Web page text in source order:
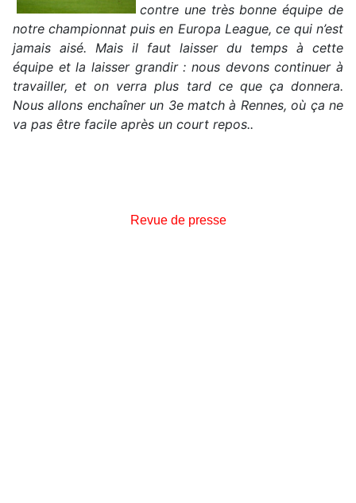
contre une très bonne équipe de
notre championnat puis en Europa League, ce qui n’est
jamais aisé. Mais il faut laisser du temps à cette
équipe et la laisser grandir : nous devons continuer à
travailler, et on verra plus tard ce que ça donnera.
Nous allons enchaîner un 3e match à Rennes, où ça ne
va pas être facile après un court repos..
Revue de presse